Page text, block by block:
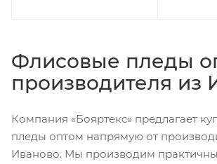
Флисовые пледы
производителя из
Компания «Бояртекс» предлагает
пледы оптом напрямую от
Иваново. Мы производим